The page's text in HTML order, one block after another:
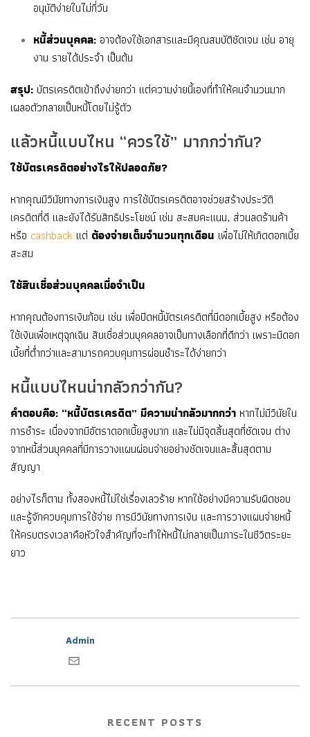
อนุมัติง่ายในไม่กี่วัน
หนี้ส่วนบุคคล:อาจต้องใช้เอกสารและมีคุณสมบัติชัดเจน เช่น อายุ
งาน รายได้ประจำ เป็นต้น
สรุป: บัตรเครดิตเข้าถึงง่ายกว่า แต่ความง่ายนี้เองที่ทำให้คนจำนวนมาก
เผลอตัวกลายเป็นหนี้โดยไม่รู้ตัว
แล้วหนี้แบบไหน “ควรใช้” มากกว่ากัน?
ใช้บัตรเครดิตอย่างไรให้ปลอดภัย?
หากคุณมีวินัยทางการเงินสูง การใช้บัตรเครดิตอาจช่วยสร้างประวัติ
เครดิตที่ดี และยังได้รับสิทธิประโยชน์ เช่น สะสมคะแนน, ส่วนลดร้านค้า
หรือ cashback แต่ ต้องจ่ายเต็มจำนวนทุกเดือน เพื่อไม่ให้เกิดดอกเบี้ย
สะสม
ใช้สินเชื่อส่วนบุคคลเมื่อจำเป็น
หากคุณต้องการเงินก้อน เช่น เพื่อปิดหนี้บัตรเครดิตที่มีดอกเบี้ยสูง หรือต้อง
ใช้เงินเพื่อเหตุฉุกเฉิน สินเชื่อส่วนบุคคลอาจเป็นทางเลือกที่ดีกว่า เพราะมีดอก
เบี้ยที่ต่ำกว่าและสามารถควบคุมการผ่อนชำระได้ง่ายกว่า
หนี้แบบไหนน่ากลัวกว่ากัน?
คำตอบคือ: “หนี้บัตรเครดิต” มีความน่ากลัวมากกว่า หากไม่มีวินัยใน
การชำระ เนื่องจากมีอัตราดอกเบี้ยสูงมาก และไม่มีจุดสิ้นสุดที่ชัดเจน ต่าง
จากหนี้ส่วนบุคคลที่มีการวางแผนผ่อนจ่ายอย่างชัดเจนและสิ้นสุดตาม
สัญญา
อย่างไรก็ตาม ทั้งสองหนี้ไม่ใช่เรื่องเลวร้าย หากใช้อย่างมีความรับผิดชอบ
และรู้จักควบคุมการใช้จ่าย การมีวินัยทางการเงิน และการวางแผนจ่ายหนี้
ให้ครบตรงเวลาคือหัวใจสำคัญที่จะทำให้หนี้ไม่กลายเป็นภาระในชีวิตระยะ
ยาว
Admin
RECENT POSTS